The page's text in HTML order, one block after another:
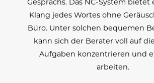
Gesprächs. Das NC-System bietet
Klang jedes Wortes ohne
Büro. Unter solchen bequemen
kann sich der Berater voll auf
Aufgaben konzentrieren und
arbeiten.